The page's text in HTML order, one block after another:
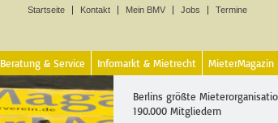
Startseite Kontakt Mein BMV Jobs Termine
Beratung & Service Infomarkt & Mietrecht MieterMagazin
Berlins größte
190.000 Mitgliedern